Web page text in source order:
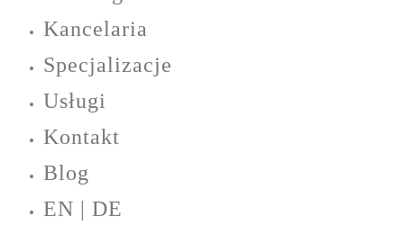
Kancelaria
Specjalizacje
Usługi
Kontakt
Blog
EN | DE